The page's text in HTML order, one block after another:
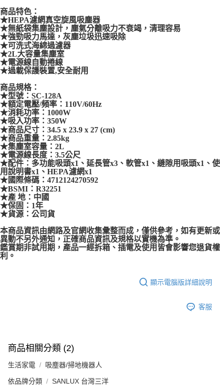
商品特色：
★HEPA濾網真空旋風吸塵器
★無紙袋集塵設計，塵氣分離吸力不衰竭，清理容易
★強勁吸力馬達，灰塵垃圾迅速吸除
★可洗式海綿過濾器
★2L大容量集塵室
★電源線自動捲線
★過載保護裝置,安全耐用
商品規格：
★型號：SC-128A
★額定電壓/頻率：110V/60Hz
★消耗功率：1000W
★吸入功率：350W
★商品尺寸：34.5 x 23.9 x 27 (cm)
★商品重量：2.85kg
★集塵室容量：2L
★電源線長度：3.5公尺
★配件：多功能吸頭x1、延長管x3、軟管x1、縫隙用吸頭x1、使
用說明書x1、HEPA濾網x1
★國際條碼：4712124270592
★BSMI：R32251
★產 地：中國
★保固：1年
★貨源：公司貨
本商品資訊由網路及官網收集彙整而成，僅供參考，如有更新或
異動不另外通知，正確商品資訊及規格以實機為準。
鑑賞期非試用期，產品一經拆箱、插電及使用皆會影響您退貨權
利。
顯示電腦版詳細說明
客服
商品相關分類 (2)
生活家電 吸塵器/掃地機器人
依品牌分類 SANLUX 台灣三洋